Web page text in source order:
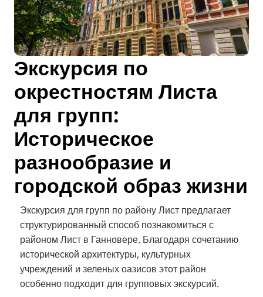
Экскурсия по
окрестностям Листа
для групп:
Историческое
разнообразие и
городской образ жизни
Экскурсия для групп по району Лист предлагает
структурированный способ познакомиться с
районом Лист в Ганновере. Благодаря сочетанию
исторической архитектуры, культурных
учреждений и зеленых оазисов этот район
особенно подходит для групповых экскурсий.